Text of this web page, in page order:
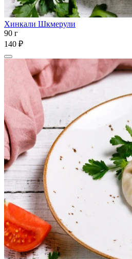
Хинкали Шкмерули
90 г
140 ₽